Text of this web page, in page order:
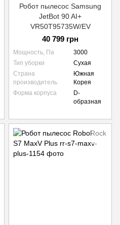
Робот пылесос Samsung
JetBot 90 AI+
VR50T95735W/EV
40 799 грн
Мощность, Па
3000
Тип уборки
Сухая
Страна
производитель
Южная
Корея
Форма корпуса
D-
образная